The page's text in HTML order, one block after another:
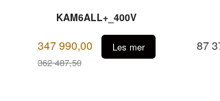
KAM6ALL+_400V
347 990,00
362 487,50
Les mer 87